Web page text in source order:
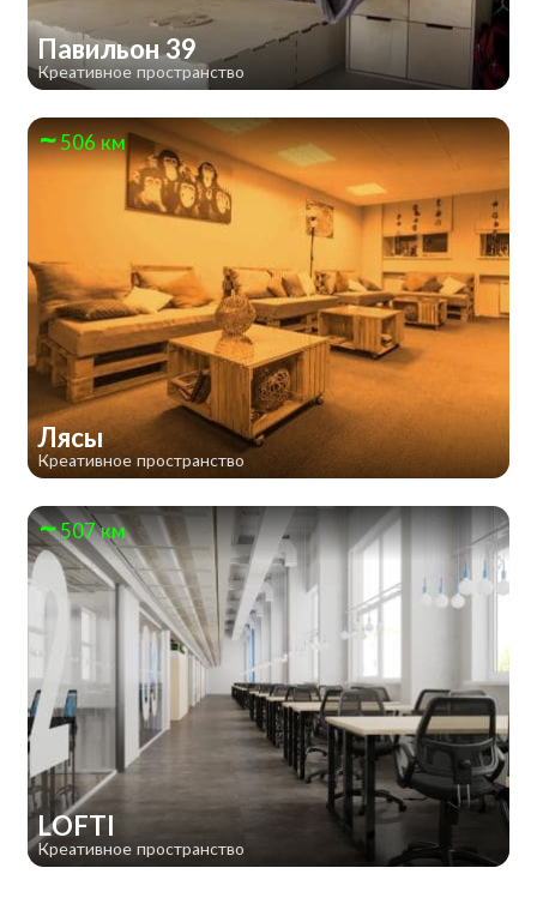
Павильон 39
Креативное пространство
506 км
Лясы
Креативное пространство
507 км
LOFTI
Креативное пространство